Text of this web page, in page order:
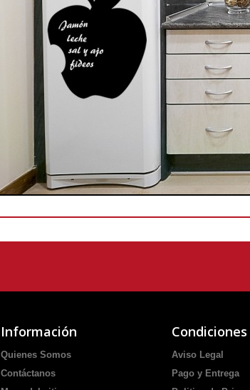
Información
Quienes Somos
Contáctanos
Condiciones
Aviso Legal
Pago y Entrega